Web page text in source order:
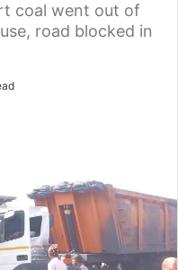
coal went out of
road blocked in